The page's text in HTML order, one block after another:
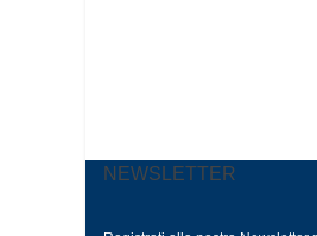
NEWSLETTER